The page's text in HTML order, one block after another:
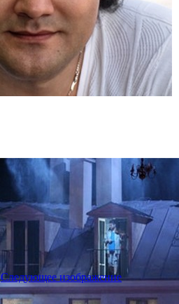
Следующее изображение